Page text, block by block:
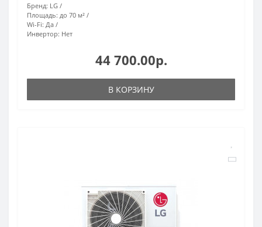
Бренд: LG
Площадь: до 70 м²
Wi-Fi: Да
Инвертор: Нет
44 700.00р.
В КОРЗИНУ